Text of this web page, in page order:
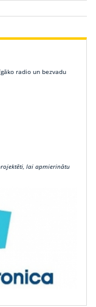
radio un bezvadu
lai apmierinātu